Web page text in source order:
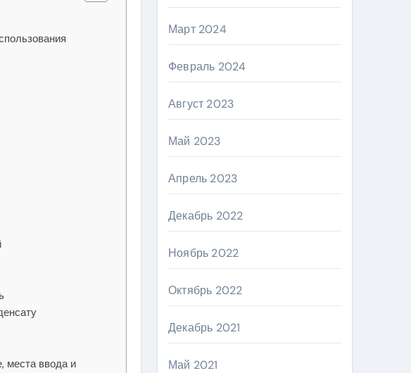
места ввода и
Март 2024
Февраль 2024
Август 2023
Май 2023
Апрель 2023
Декабрь 2022
Ноябрь 2022
Октябрь 2022
Декабрь 2021
Май 2021